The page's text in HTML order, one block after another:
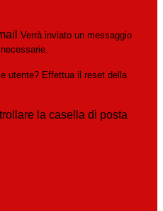
Verrà inviato un messaggio
utente? Effettua il reset della
la casella di posta